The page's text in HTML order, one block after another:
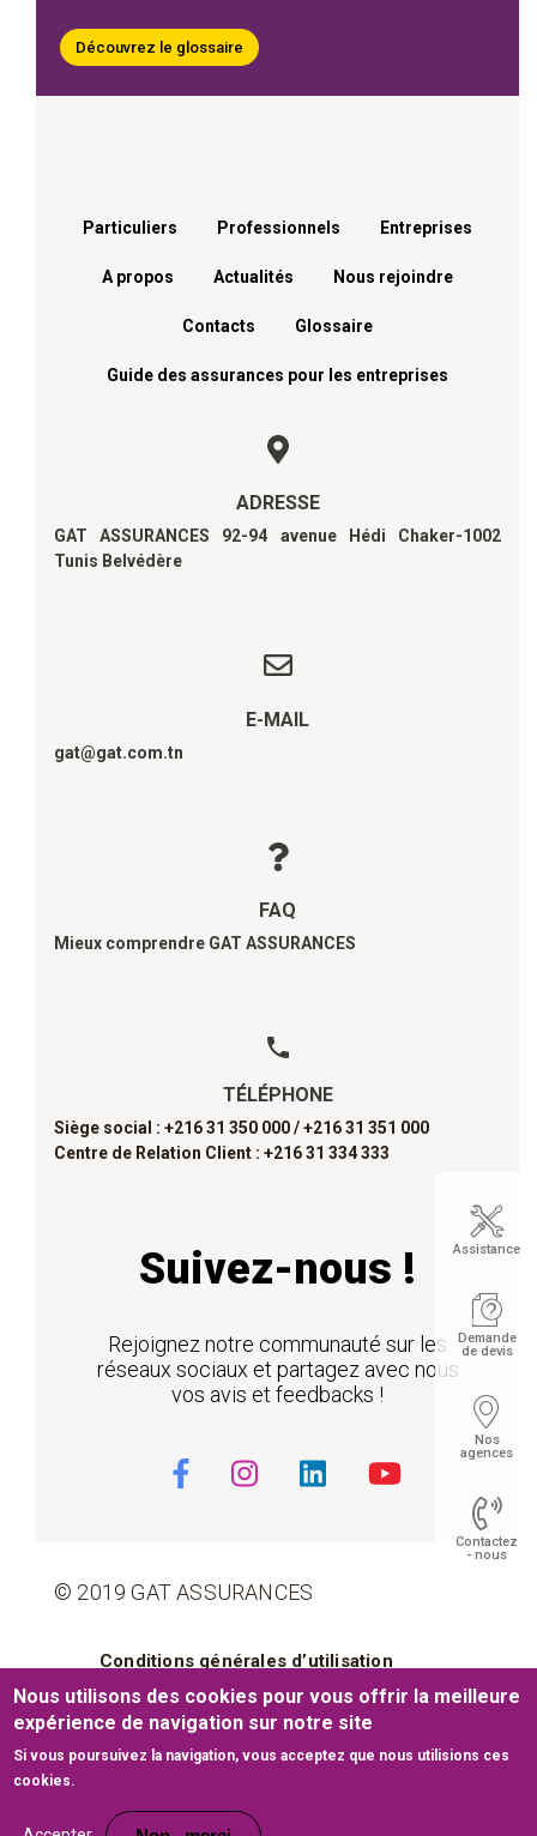
Découvrez le glossaire
Menu footer
Particuliers Professionnels Entreprises
A propos Actualités Nous rejoindre
Contacts Glossaire
Guide des assurances pour les entreprises
ADRESSE
GAT ASSURANCES 92-94 avenue Hédi Chaker-1002
Tunis Belvédère
E-MAIL
gat@gat.com.tn
FAQ
Mieux comprendre GAT ASSURANCES
TÉLÉPHONE
Siège social : +216 31 350 000 /+216 31 351 000
Centre de Relation Client : +216 31 334 333
Suivez-nous !
Rejoignez notre communauté sur les
réseaux sociaux et partagez avec nous
vos avis et feedbacks !
© 2019 GAT ASSURANCES
Pied de page
Conditions générales d’utilisation
Cookies Mentions légales
Plan du site
Site web développé parwww.medianet.com.tn
Float
Assistance
Demande
de devis
Nos
agences
Contactez
- nous
Nous utilisons des cookies pour vous offrir la meilleure
expérience de navigation sur notre site
Si vous poursuivez la navigation, vous acceptez que nous utilisions ces
cookies.